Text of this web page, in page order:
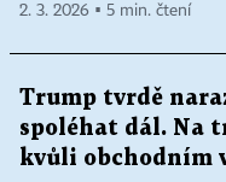
2. 3. 2026 ▪ 5 min. čtení
Trump tvrdě
spoléhat dál. Na
kvůli obchodním